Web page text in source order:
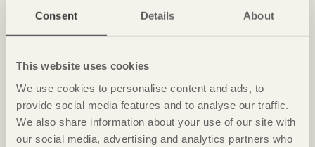
Consent Details About
This website uses cookies
We use cookies to personalise content and ads, to
provide social media features and to analyse our traffic.
We also share information about your use of our site with
our social media, advertising and analytics partners who